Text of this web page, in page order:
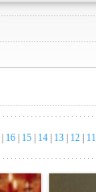
16 15 14 13 12 11